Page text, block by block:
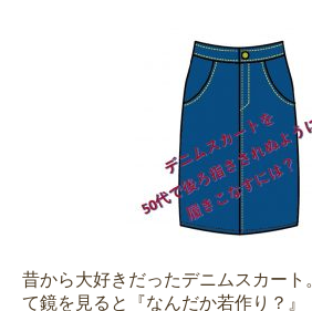
昔から大好きだったデニムスカート
て鏡を見ると『なんだか若作り？